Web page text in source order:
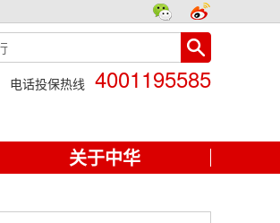
电话投保热线 4001195585
关于中华